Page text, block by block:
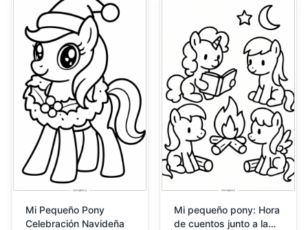
Mi Pequeño Pony
Celebración Navideña
Mi pequeño pony: Hora
de cuentos junto a la